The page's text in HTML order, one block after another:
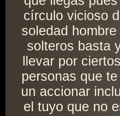
círculo vicioso
soledad
solteros basta
llevar por
personas que
un accionar
el tuyo que no